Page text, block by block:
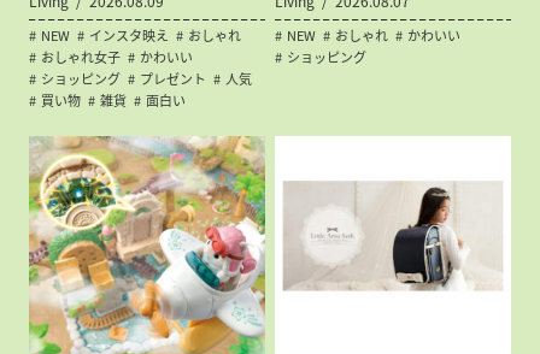
NEW インスタ映え
おしゃれ
おしゃれ女子
かわいい
ショッピング
プレゼント
人気
買い物
雑貨 面白い
NEW おしゃれ
かわいい
ショッピング